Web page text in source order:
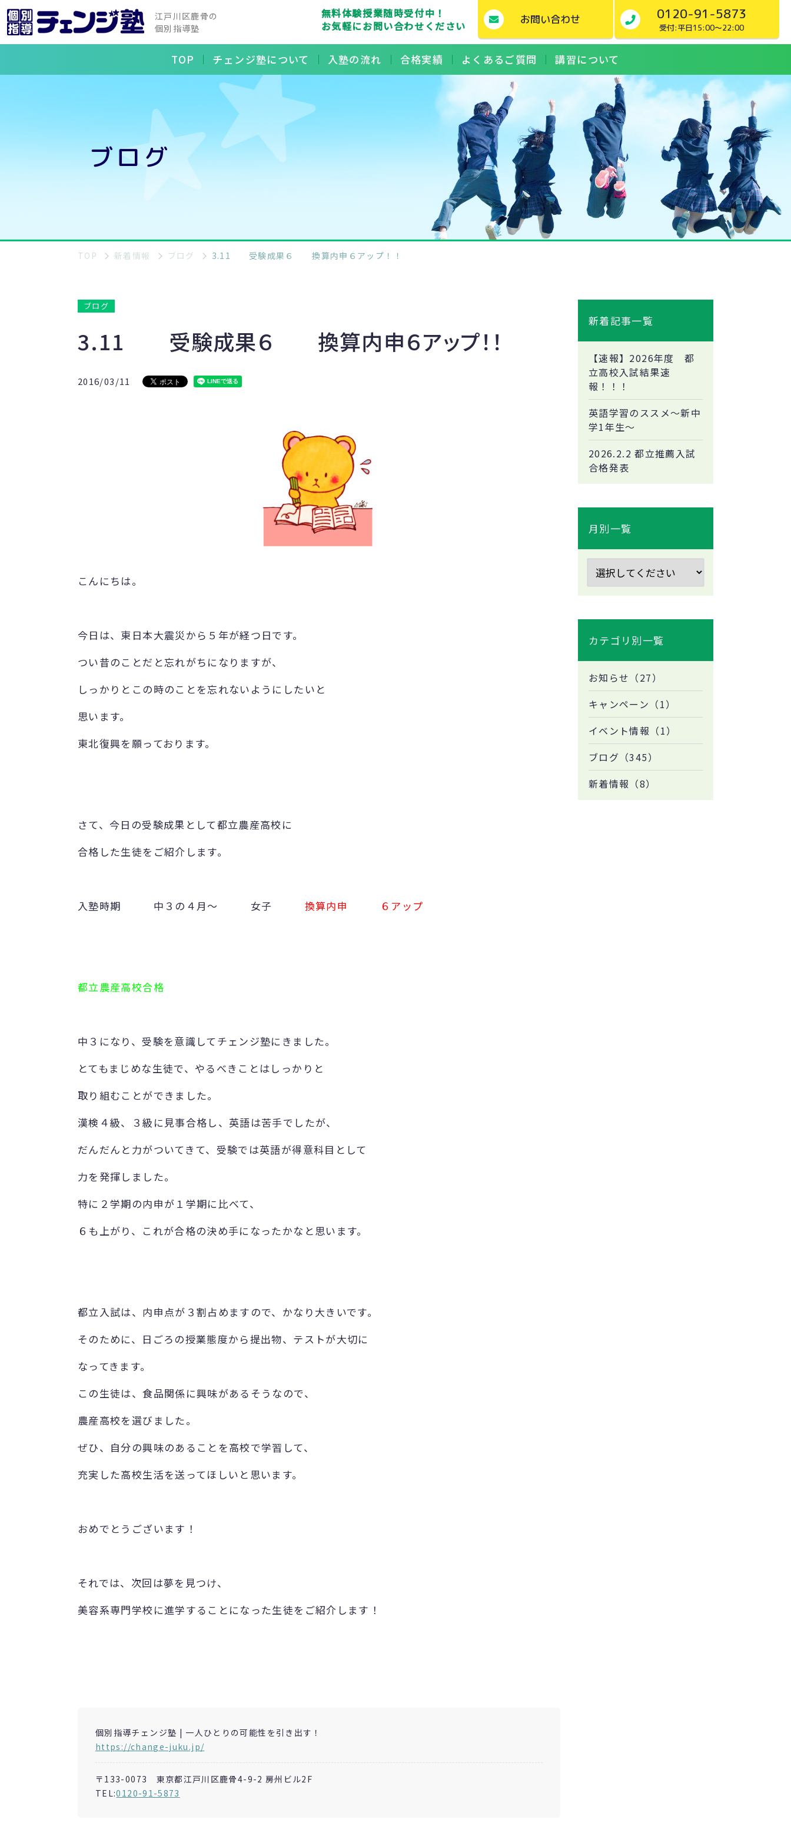
江戸川区鹿骨の
個別指導塾
TOP チェンジ塾について 入塾の流れ 合格実績 よくあるご質問 講習について
無料体験授業随時受付中！
お気軽にお問い合わせください
お問い合わせ 0120-91-5873
受付:平日15:00～22:00
ブログ
TOP 新着情報 ブログ 3.11 受験成果６ 換算内申６アップ！！
ブログ
3.11 受験成果６ 換算内申６アップ！！
2016/03/11
こんにちは。
今日は、東日本大震災から５年が経つ日です。
つい昔のことだと忘れがちになりますが、
しっかりとこの時のことを忘れないようにしたいと
思います。
東北復興を願っております。
さて、今日の受験成果として都立農産高校に
合格した生徒をご紹介します。
入塾時期 中３の４月～ 女子 換算内申 ６アップ
都立農産高校合格
中３になり、受験を意識してチェンジ塾にきました。
とてもまじめな生徒で、やるべきことはしっかりと
取り組むことができました。
漢検４級、３級に見事合格し、英語は苦手でしたが、
だんだんと力がついてきて、受験では英語が得意科目として
力を発揮しました。
特に２学期の内申が１学期に比べて、
６も上がり、これが合格の決め手になったかなと思います。
都立入試は、内申点が３割占めますので、かなり大きいです。
そのために、日ごろの授業態度から提出物、テストが大切に
なってきます。
この生徒は、食品関係に興味があるそうなので、
農産高校を選びました。
ぜひ、自分の興味のあることを高校で学習して、
充実した高校生活を送ってほしいと思います。
おめでとうございます！
それでは、次回は夢を見つけ、
美容系専門学校に進学することになった生徒をご紹介します！
個別指導チェンジ塾 | 一人ひとりの可能性を引き出す！
https://change-juku.jp/
〒133-0073 東京都江戸川区鹿骨4-9-2 房州ビル2F
TEL:0120-91-5873
新着記事一覧
【速報】2026年度 都
立高校入試結果速
報！！！
英語学習のススメ～新中
学1年生～
2026.2.2 都立推薦入試
合格発表
月別一覧
カテゴリ別一覧
お知らせ（27）
キャンペーン（1）
イベント情報（1）
ブログ（345）
新着情報（8）